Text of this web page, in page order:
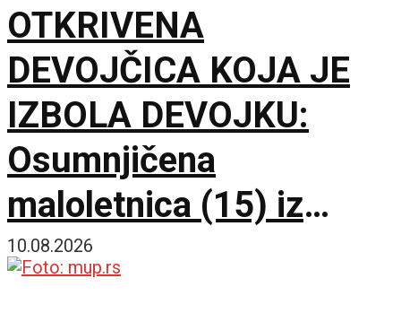
OTKRIVENA
DEVOJČICA KOJA JE
IZBOLA DEVOJKU:
Osumnjičena
maloletnica (15) iz
Beograda privedena i
10.08.2026